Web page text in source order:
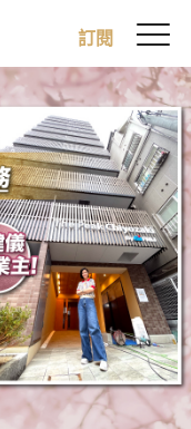
訂閱